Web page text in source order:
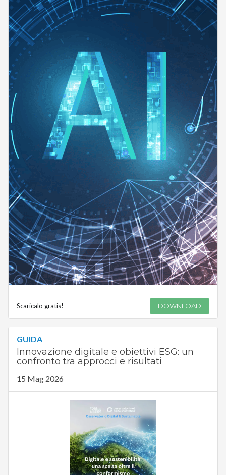
Scaricalo gratis! DOWNLOAD
GUIDA
Innovazione digitale e obiettivi ESG: un
confronto tra approcci e risultati
15 Mag 2026